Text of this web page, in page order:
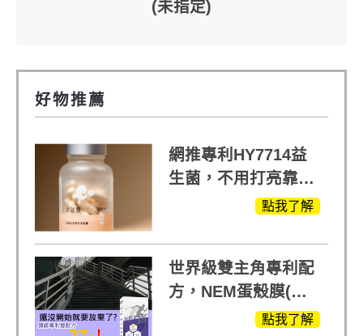
(未指定)
好物推薦
網推專利HY7714益
生菌，不用打亮靠養
點我了解
世界級雙主角專利配
方，NEM蛋殼膜(蛋
白聚醣)+UCll原裝進
點我了解